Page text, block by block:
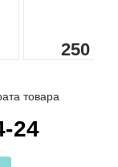
250
товара
24